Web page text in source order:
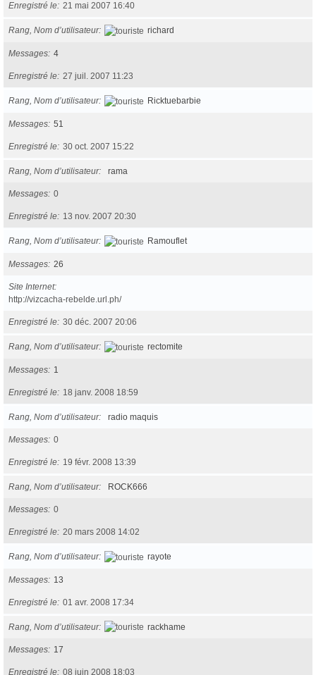
Enregistré le 21 mai 2007 16:40
Rang, Nom d’utilisateur richard
Messages 4
Enregistré le 27 juil. 2007 11:23
Rang, Nom d’utilisateur Ricktuebarbie
Messages 51
Enregistré le 30 oct. 2007 15:22
Rang, Nom d’utilisateur rama
Messages 0
Enregistré le 13 nov. 2007 20:30
Rang, Nom d’utilisateur Ramouflet
Messages 26
Site Internet
http://vizcacha-rebelde.url.ph/
Enregistré le 30 déc. 2007 20:06
Rang, Nom d’utilisateur rectomite
Messages 1
Enregistré le 18 janv. 2008 18:59
Rang, Nom d’utilisateur radio maquis
Messages 0
Enregistré le 19 févr. 2008 13:39
Rang, Nom d’utilisateur ROCK666
Messages 0
Enregistré le 20 mars 2008 14:02
Rang, Nom d’utilisateur rayote
Messages 13
Enregistré le 01 avr. 2008 17:34
Rang, Nom d’utilisateur rackhame
Messages 17
Enregistré le 08 juin 2008 18:03